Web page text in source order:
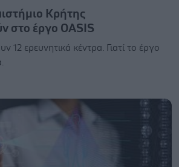
Κρήτης
στο έργο ΟΑSIS
12 ερευνητικά κέντρα. Γιατί το έργο